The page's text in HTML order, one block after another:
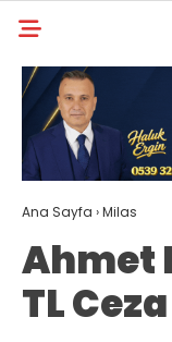
GALERİ
MILAS
MUĞLA’DAN
ASAYIŞ
GÜNDEM
Ana Sayfa ›Milas
Ahmet
TL